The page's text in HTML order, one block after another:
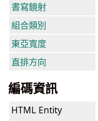
書寫鏡射
組合類別
東亞寬度
直排方向
編碼資訊
HTML Entity